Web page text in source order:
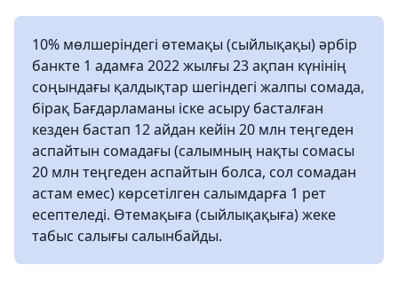
10% мөлшеріндегі өтемақы (сыйлықақы) әрбір
банкте 1 адамға 2022 жылғы 23 ақпан күнінің
соңындағы қалдықтар шегіндегі жалпы сомада,
бірақ Бағдарламаны іске асыру басталған
кезден бастап 12 айдан кейін 20 млн теңгеден
аспайтын сомадағы (салымның нақты сомасы
20 млн теңгеден аспайтын болса, сол сомадан
астам емес) көрсетілген салымдарға 1 рет
есептеледі. Өтемақыға (сыйлықақыға) жеке
табыс салығы салынбайды.